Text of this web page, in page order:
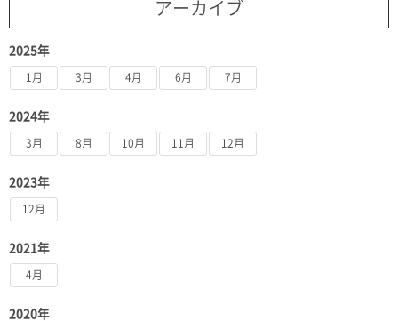
アーカイブ
2025年
1月 3月 4月 6月 7月
2024年
3月 8月 10月 11月 12月
2023年
12月
2021年
4月
2020年